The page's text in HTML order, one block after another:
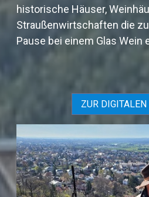
historische Häuser,
Straußenwirtschaften die
Pause bei einem Glas Wein
ZUR DIGITALEN